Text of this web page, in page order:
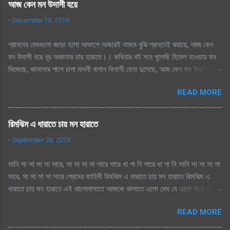
আজ কেন মন উদাসী হয়ে
-December 19, 2019
শ্রাবনের মেঘগুলো জড়ো হলো আকাশে অজরেই নামবে বুঝি শ্রাবনেই ঝরায়ে, আজ কেন
মন উদাসী হয়ে দূর অজানায় চায় হারাতে।। কবিতার বই সবে খুলেছি হিমেল হাওয়ায় মন
ভিজেছে, জানালার পাশে চাপা মাধবী বাগান বিলাসী হেনা দুলেছে, আজ কেন মন উদাসী হয়ে
হাসের জলকেলী পথিকের পায়ে হাটা থেমেছে, আজ কেন মন উদাসী হয়ে দূর অজানায় চায়
হারাতে, শ্রাবনের মেঘগুলো জড়ো হলো আকাশে অঝরে নামবে বুঝি শ্রাবনেই ঝরায়ে, আজ
কেন মন উদাসী হয়ে দূর অজানায় চায় হারাতে
READ MORE
রিমঝিম এ ধারাতে চায় মন হারাতে
-September 26, 2019
সানি সা সা সা সা সারে, সা সা সা সা সারে সারে ধা পা নি সারে ধা পা নি সানি সা সা সা সা
সারে, সা সা সা সা সারে প্রেমের কাহিনী রিমঝিম এ ধারাতে চায় মন হারাতে রিমঝিম এ
ধারাতে চায় মন হারাতে এই ভালোবাসাতে আমাকে ভাসাতে এলো মেঘ যে এলো ঘিরে বৃষ্টি
মেঘ যে এলো ঘিরে বৃষ্টি সুরে সুরে শোনায় রাগিনী মনে স্বপ্ন এলোমেলো এই কি শুরু হল
প্রেমের কাহিনী? রিমঝিম এ ধারাতে চায় মন হারাতে রিমঝিম এ ধারাতে চায় মন হারাতে
READ MORE